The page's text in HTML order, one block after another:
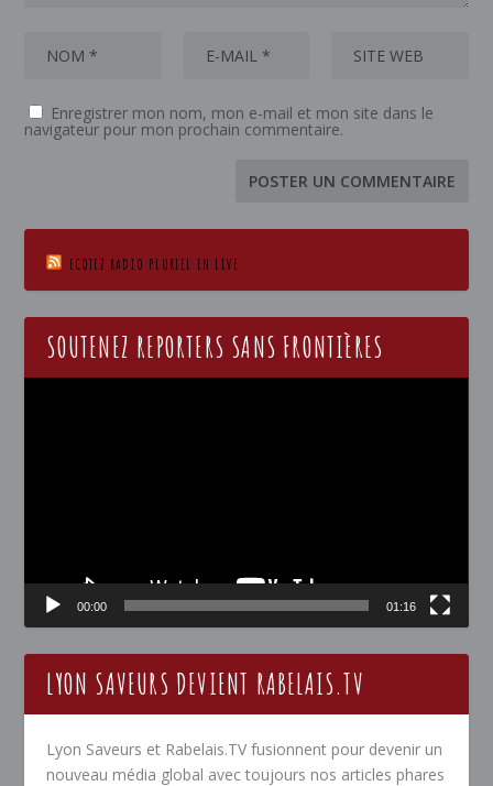
Enregistrer mon nom, mon e-mail et mon site dans le
navigateur pour mon prochain commentaire.
ECOTEZ RADIO PLURIEL EN LIVE
SOUTENEZ REPORTERS SANS FRONTIÈRES
00:00 01:16
LYON SAVEURS DEVIENT RABELAIS.TV
Lyon Saveurs et Rabelais.TV fusionnent pour devenir un
nouveau média global avec toujours nos articles phares